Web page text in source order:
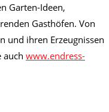
Garten-Ideen,
Gasthöfen. Von
und ihren Erzeugnissen
auch www.endress-